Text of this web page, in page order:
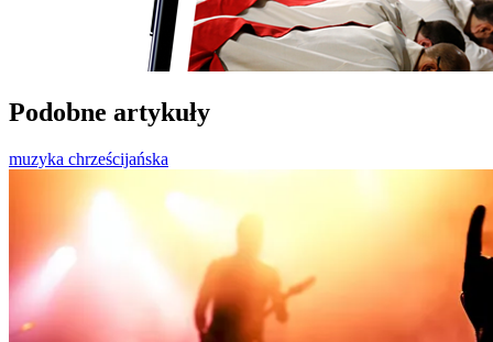
Podobne artykuły
muzyka chrześcijańska